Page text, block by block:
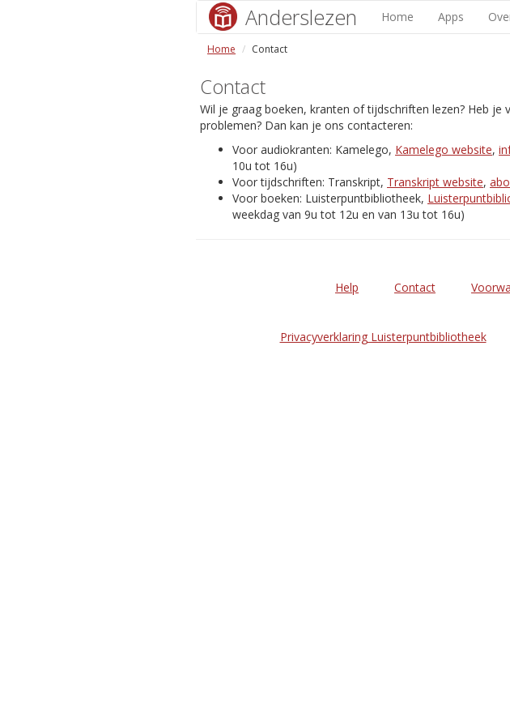
Anderslezen Home Apps
Home Contact
Contact
Wil je graag boeken, kranten of tijdschriften lezen? Heb
problemen? Dan kan je ons contacteren:
Voor audiokranten: Kamelego, Kamelego website,
10u tot 16u)
Voor tijdschriften: Transkript, Transkript website,
Voor boeken: Luisterpuntbibliotheek,
weekdag van 9u tot 12u en van 13u tot 16u)
Help Contact
Privacyverklaring Luisterpuntbibliotheek